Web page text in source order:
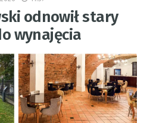
odnowił stary
wynajęcia